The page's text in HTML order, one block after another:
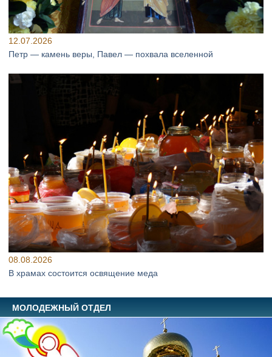
12.07.2026
Петр — камень веры, Павел — похвала вселенной
08.08.2026
В храмах состоится освящение меда
МОЛОДЕЖНЫЙ ОТДЕЛ